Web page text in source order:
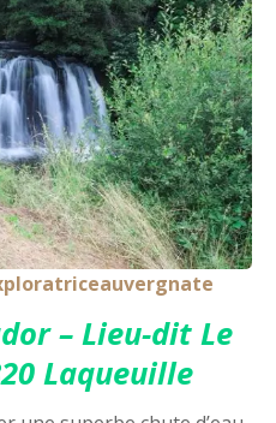
– Lieu-dit Le
Laqueuille